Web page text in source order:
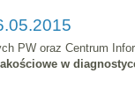
PW oraz Centrum
w